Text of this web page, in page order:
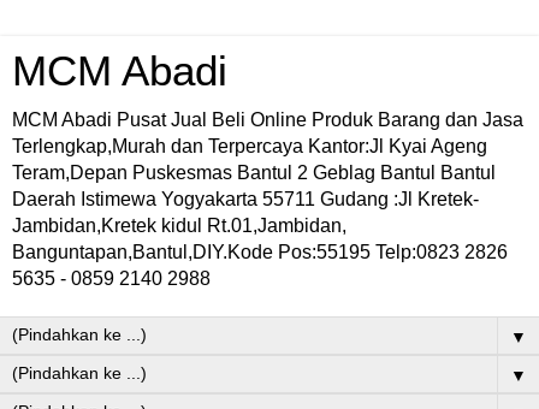
MCM Abadi
MCM Abadi Pusat Jual Beli Online Produk Barang dan Jasa
Terlengkap,Murah dan Terpercaya Kantor:Jl Kyai Ageng
Teram,Depan Puskesmas Bantul 2 Geblag Bantul Bantul
Daerah Istimewa Yogyakarta 55711 Gudang :Jl Kretek-
Jambidan,Kretek kidul Rt.01,Jambidan,
Banguntapan,Bantul,DIY.Kode Pos:55195 Telp:0823 2826
5635 - 0859 2140 2988
▼
▼